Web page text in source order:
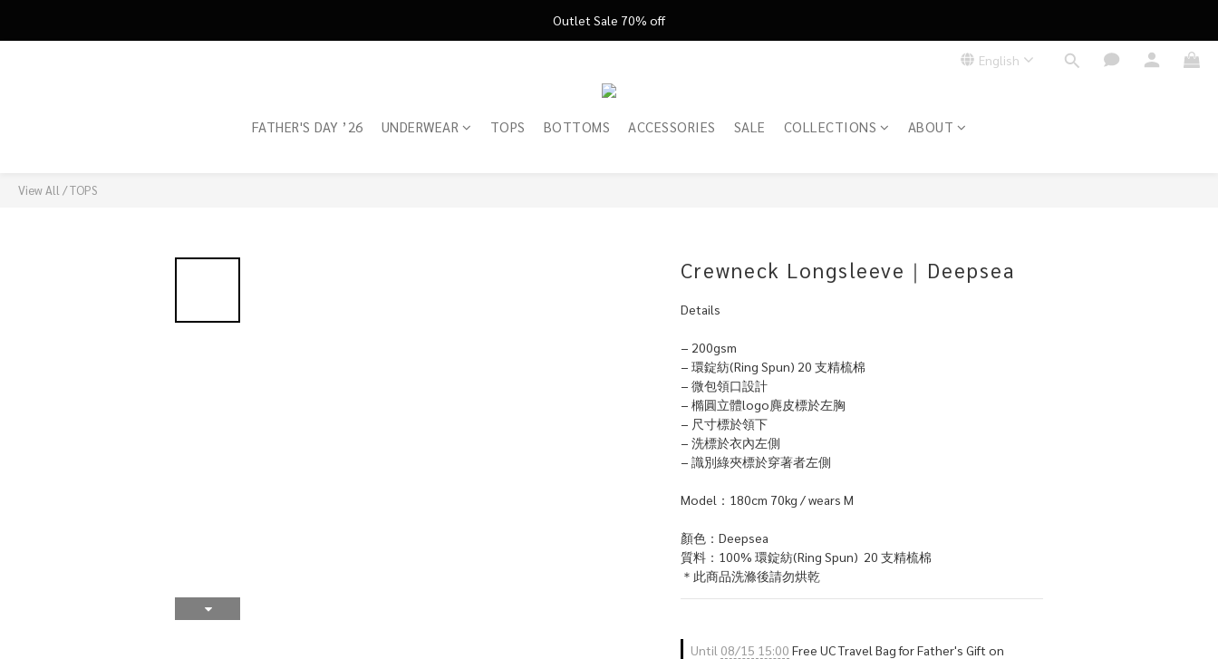
FATHER'S DAY ’26 ｜ 父親節限定盛典
Outlet Sale 70% off
English
FATHER'S DAY ’26 UNDERWEAR TOPS BOTTOMS ACCESSORIES SALE COLLECTIONS ABOUT
View All /TOPS
Crewneck Longsleeve｜Deepsea
Details
− 200gsm
− 環錠紡(Ring Spun) 20 支精梳棉
− 微包領口設計
− 橢圓立體logo麂皮標於左胸
− 尺寸標於領下
− 洗標於衣內左側
− 識別綠夾標於穿著者左側
Model：180cm 70kg / wears M
顏色：Deepsea
質料：100% 環錠紡(Ring Spun)  20 支精梳棉
＊此商品洗滌後請勿烘乾
Until 08/15 15:00 Free UC Travel Bag for Father's Gift on